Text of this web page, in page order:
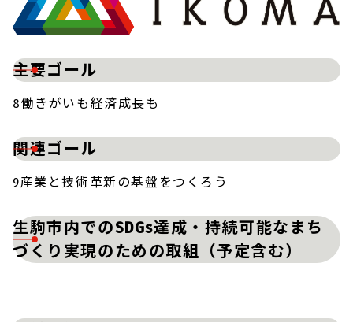
主要ゴール
8働きがいも経済成長も
関連ゴール
9産業と技術革新の基盤をつくろう
生駒市内でのSDGs達成・持続可能なまち
づくり実現のための取組（予定含む）